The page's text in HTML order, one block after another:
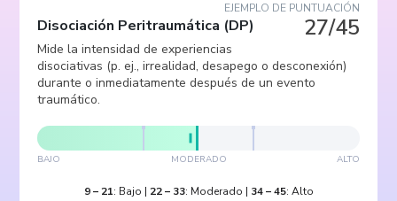
EJEMPLO DE PUNTUACIÓN
27/45
Disociación Peritraumática (DP)
Mide la intensidad de experiencias
disociativas (p. ej., irrealidad, desapego o desconexión)
durante o inmediatamente después de un evento
traumático.
BAJO MODERADO ALTO
9– 21: Bajo | 22– 33: Moderado | 34–45: Alto